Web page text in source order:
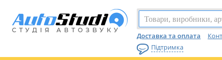
Доставка та оплата
Підтримка